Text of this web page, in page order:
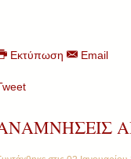
Εκτύπωση Email